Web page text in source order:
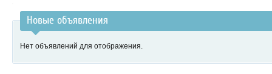
Новые объявления
Нет объявлений для отображения.